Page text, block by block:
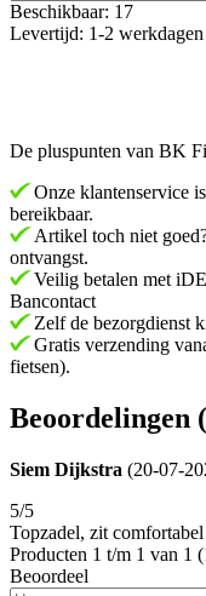
Beschikbaar: 17
Levertijd: 1-2
De pluspunten van BK
Onze klantenservice
bereikbaar.
Artikel toch niet
ontvangst.
Veilig betalen met
Bancontact
Zelf de bezorgdienst
Gratis verzending
fietsen).
Beoordelingen
Siem Dijkstra (20-07-
5/5
Topzadel, zit
Producten 1 t/m 1 van 1
Beoordeel